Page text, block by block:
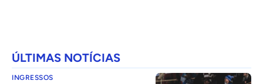
ÚLTIMAS NOTÍCIAS
INGRESSOS